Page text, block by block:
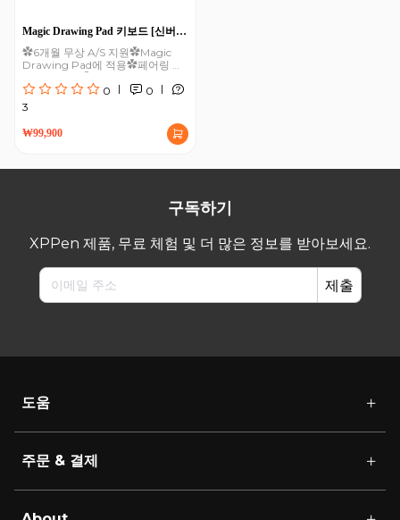
Magic Drawing Pad 키보드 [신버전
전용]
✿6개월 무상 A/S 지원✿Magic
Drawing Pad에 적용✿페어링 없
이 연결 가능✿0°~175°각도 조절
가능
0 | 0
|
3
₩99,900
구독하기
XPPen 제품, 무료 체험 및 더 많은 정보를 받아보세요.
제출
도움
주문 & 결제